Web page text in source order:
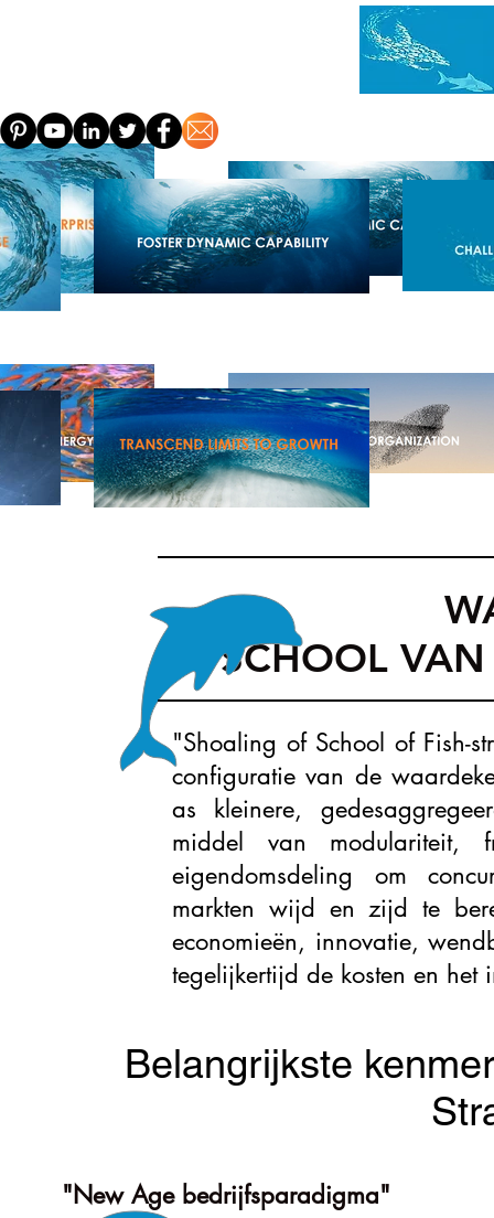
EEN
SCHOOL VAN
"Shoaling of School of Fish-
configuratie van de
as kleinere,
middel van modulariteit,
eigendomsdeling om
markten wijd en zijd te
economieën, innovatie,
tegelijkertijd de kosten en
Belangrijkste
"New Age bedrijfsparadigma"